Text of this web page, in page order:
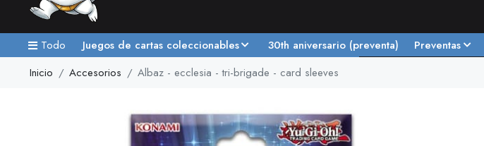
Todo Juegos de cartas coleccionables 30th aniversario (preventa) Preventas
Inicio
Accesorios Albaz - ecclesia - tri-brigade - card sleeves